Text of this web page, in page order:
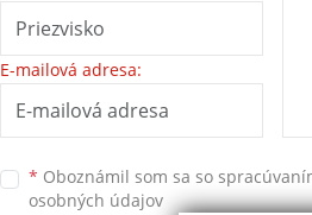
E-mailová adresa:
* Oboznámil som sa so
osobných údajov